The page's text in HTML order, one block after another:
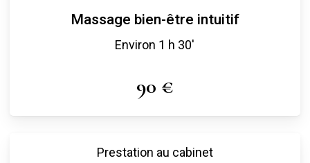
Massage bien-être intuitif
Environ 1 h 30′
90 €
Prestation au cabinet